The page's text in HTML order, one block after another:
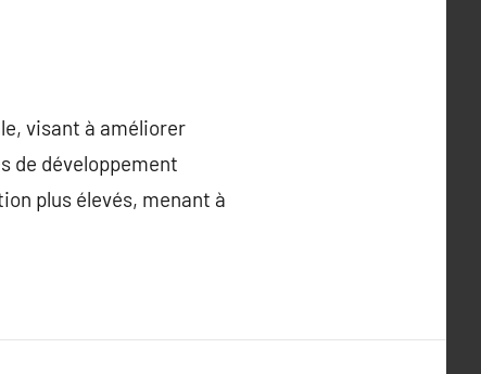
visant à améliorer
de développement
plus élevés, menant à